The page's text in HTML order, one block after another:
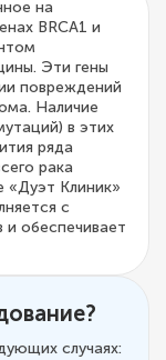
на
BRCA1 и
Эти гены
повреждений
Наличие
в этих
ряда
рака
«Дуэт Клиник»
с
обеспечивает
случаях: